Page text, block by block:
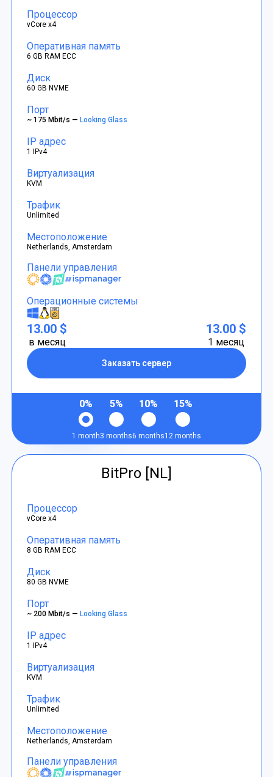
Процессор
vCore x4
Оперативная память
6 GB RAM ECC
Диск
60 GB NVME
Порт
~ 175 Mbit/s —Looking Glass
IP адрес
1 IPv4
Виртуализация
KVM
Трафик
Unlimited
Местоположение
Netherlands, Amsterdam
Панели управления
Операционные системы
13.00 $
в месяц
Заказать сервер
13.00 $
1 месяц
0%
1 month
5%
3 months
10%
6 months
15%
12 months
BitPro [NL]
Процессор
vCore x4
Оперативная память
8 GB RAM ECC
Диск
80 GB NVME
Порт
~ 200 Mbit/s —Looking Glass
IP адрес
1 IPv4
Виртуализация
KVM
Трафик
Unlimited
Местоположение
Netherlands, Amsterdam
Панели управления